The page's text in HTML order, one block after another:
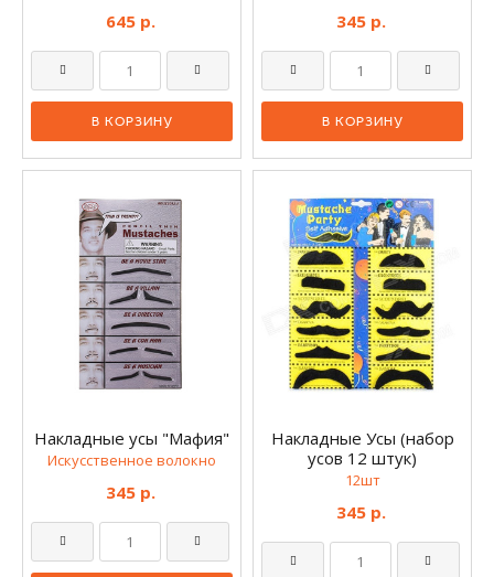
645 р. 345 р.
Накладные усы "Мафия"
Искусственное волокно
345 р.
Накладные Усы (набор
усов 12 штук)
12шт
345 р.